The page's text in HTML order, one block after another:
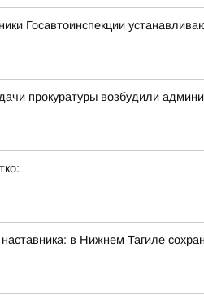
Госавтоинспекции
прокуратуры возбудили
в Нижнем Тагиле